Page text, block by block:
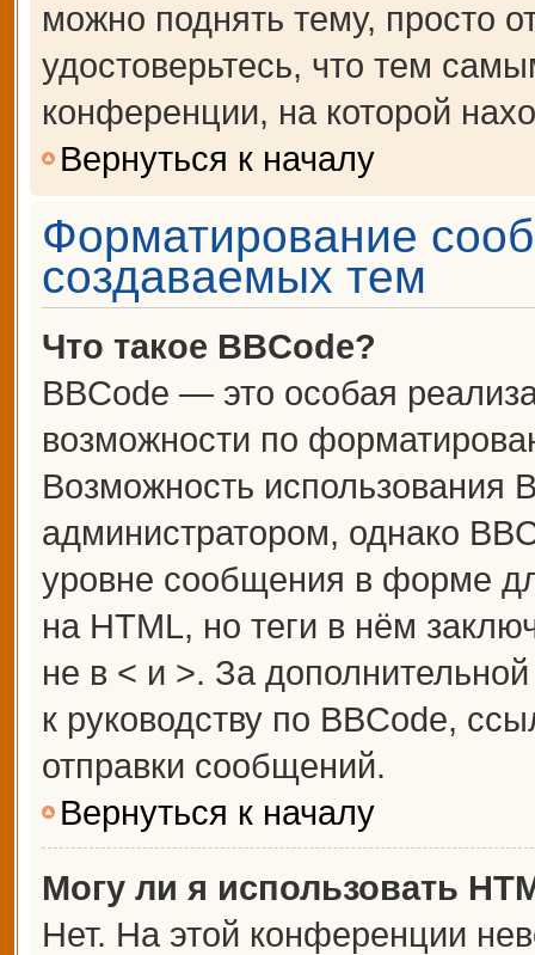
можно поднять тему, просто
удостоверьтесь, что тем
конференции, на которой
Вернуться к началу
Форматирование
создаваемых тем
Что такое BBCode?
BBCode — это особая
возможности по
Возможность использования
администратором, однако
уровне сообщения в форме
на HTML, но теги в нём
не в < и >. За
к руководству по BBCode,
отправки сообщений.
Вернуться к началу
Могу ли я использовать
Нет. На этой конференции